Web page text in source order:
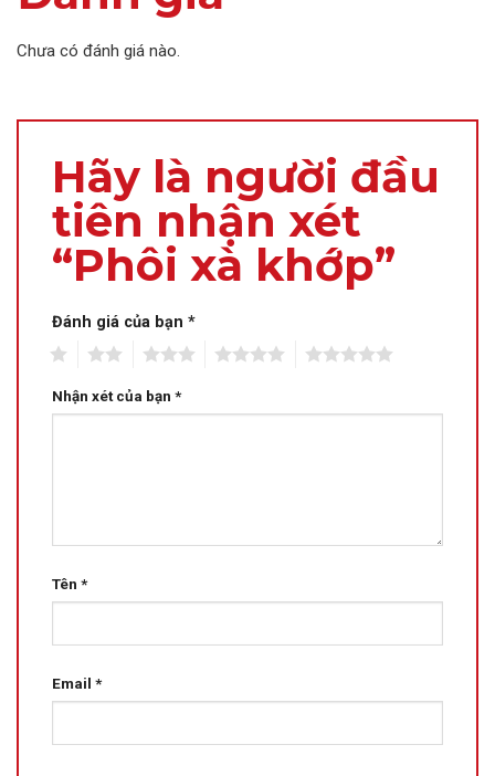
Chưa có đánh giá nào.
Hãy là người đầu
tiên nhận xét
“Phôi xà khớp”
Đánh giá của bạn *
Nhận xét của bạn *
Tên *
Email *